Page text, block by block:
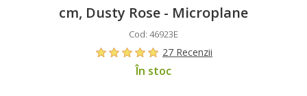
cm, Dusty Rose - Microplane
Cod: 46923E
27 Recenzii
În stoc